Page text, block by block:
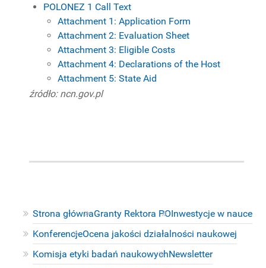
Strona głównaGranty Rektora POInwestycje w nauce
KonferencjeOcena jakości działalności naukowej
Komisja etyki badań naukowychNewsletter
POLONEZ 1 Call Text
Attachment 1: Application Form
Attachment 2: Evaluation Sheet
Attachment 3: Eligible Costs
Attachment 4: Declarations of the Host
Attachment 5: State Aid
źródło: ncn.gov.pl